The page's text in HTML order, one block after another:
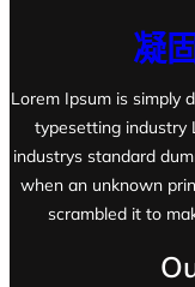
凝
Lorem Ipsum is simply
typesetting industry
industrys standard
when an unknown
scrambled it to